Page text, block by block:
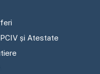
și Atestate